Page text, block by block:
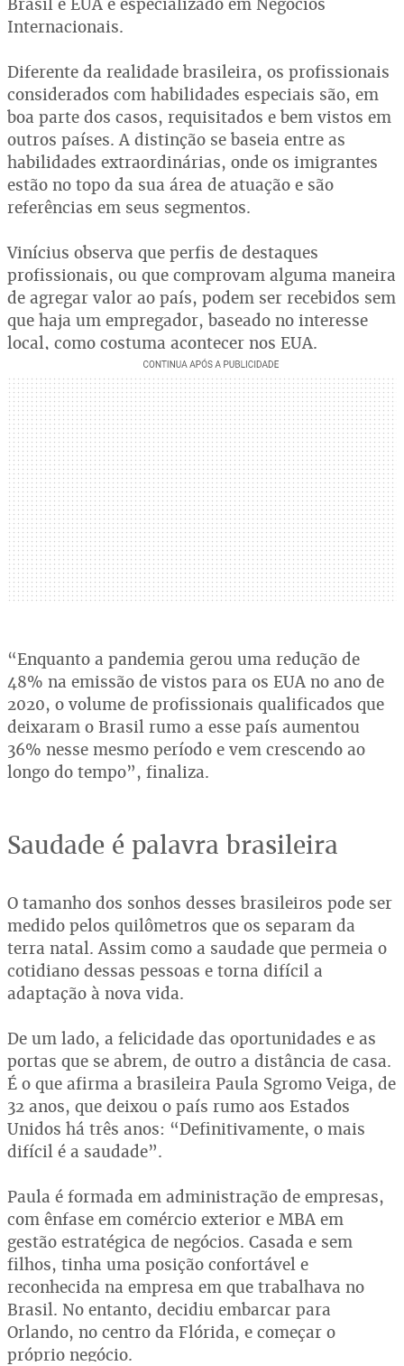
Internacionais.
Diferente da realidade brasileira, os profissionais
considerados com habilidades especiais são, em
boa parte dos casos, requisitados e bem vistos em
outros países. A distinção se baseia entre as
habilidades extraordinárias, onde os imigrantes
estão no topo da sua área de atuação e são
referências em seus segmentos.
Vinícius observa que perfis de destaques
profissionais, ou que comprovam alguma maneira
de agregar valor ao país, podem ser recebidos sem
que haja um empregador, baseado no interesse
local, como costuma acontecer nos EUA.
“Enquanto a pandemia gerou uma redução de
48% na emissão de vistos para os EUA no ano de
2020, o volume de profissionais qualificados que
deixaram o Brasil rumo a esse país aumentou
36% nesse mesmo período e vem crescendo ao
longo do tempo”, finaliza.
Saudade é palavra brasileira
O tamanho dos sonhos desses brasileiros pode ser
medido pelos quilômetros que os separam da
terra natal. Assim como a saudade que permeia o
cotidiano dessas pessoas e torna difícil a
adaptação à nova vida.
De um lado, a felicidade das oportunidades e as
portas que se abrem, de outro a distância de casa.
É o que afirma a brasileira Paula Sgromo Veiga, de
32 anos, que deixou o país rumo aos Estados
Unidos há três anos: “Definitivamente, o mais
difícil é a saudade”.
Paula é formada em administração de empresas,
com ênfase em comércio exterior e MBA em
gestão estratégica de negócios. Casada e sem
filhos, tinha uma posição confortável e
reconhecida na empresa em que trabalhava no
Brasil. No entanto, decidiu embarcar para
Orlando, no centro da Flórida, e começar o
próprio negócio.